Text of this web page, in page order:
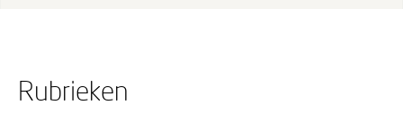
Rubrieken